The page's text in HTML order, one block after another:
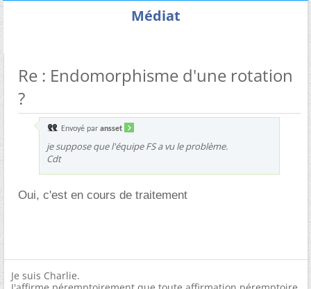
Médiat
Re : Endomorphisme d'une rotation
?
Envoyé par ansset
je suppose que l'équipe FS a vu le problème.
Cdt
Oui, c'est en cours de traitement
Je suis Charlie.